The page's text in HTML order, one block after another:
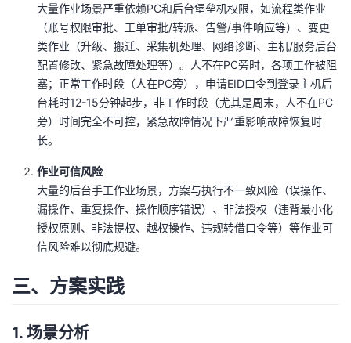
课
程
的
认
证
我
的
实
验
我
的
收
藏
术
支
持
云
声
建
议
大量作业场景严重依赖PC和后台堡垒机权限，如流程类作业
（账号权限审批、工单审批/转派、告警/事件响应等）、变更
类作业（升级、搬迁、采集机处理、网络诊断、主机/服务后台
配置修改、紧急故障处理等）。人不在PC旁时，各项工作被阻
塞；正常工作时段（人在PC旁），申请EID口令到登录主机后
台耗时12-15分钟起步，非工作时段（尤其是周末，人不在PC
旁）时间完全不可控，紧急故障情况下严重影响故障恢复时
长。
作业可信风险
大量的后台手工作业场景，方案与执行不一致风险（误操作、
漏操作、重复操作、操作顺序错误）、非法授权（违背最小化
授权原则、非法提权、越权操作、违规转借口令等）等作业可
信风险难以彻底规避。
三、方案实践
1. 场景分析